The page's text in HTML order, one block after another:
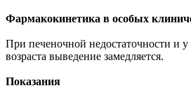
Фармакокинетика в особых
При печеночной недостаточности и
возраста выведение замедляется.
Показания